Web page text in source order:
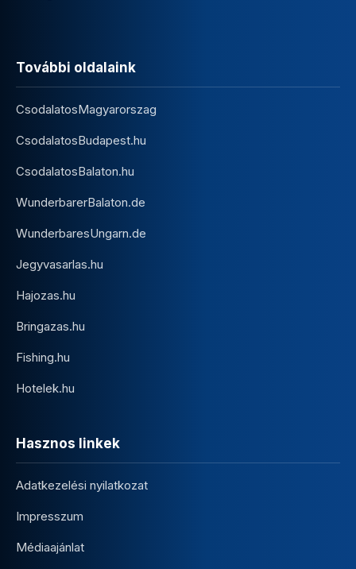
További oldalaink
CsodalatosMagyarorszag
CsodalatosBudapest.hu
CsodalatosBalaton.hu
WunderbarerBalaton.de
WunderbaresUngarn.de
Jegyvasarlas.hu
Hajozas.hu
Bringazas.hu
Fishing.hu
Hotelek.hu
Hasznos linkek
Adatkezelési nyilatkozat
Impresszum
Médiaajánlat